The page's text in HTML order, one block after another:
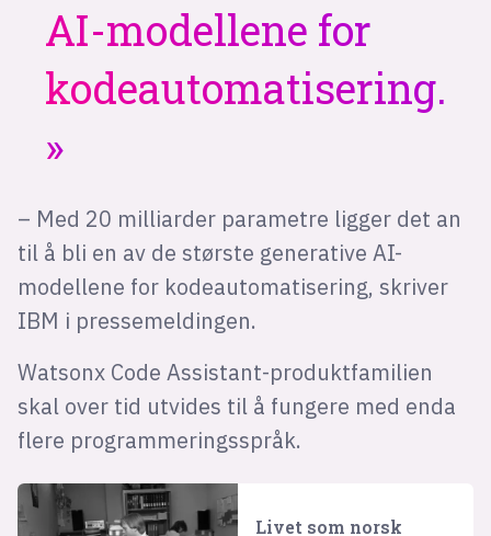
AI-modellene for
kodeautomatisering.
– Med 20 milliarder parametre ligger det an
til å bli en av de største generative AI-
modellene for kodeautomatisering, skriver
IBM i pressemeldingen.
Watsonx Code Assistant-produktfamilien
skal over tid utvides til å fungere med enda
flere programmeringsspråk.
Livet som norsk